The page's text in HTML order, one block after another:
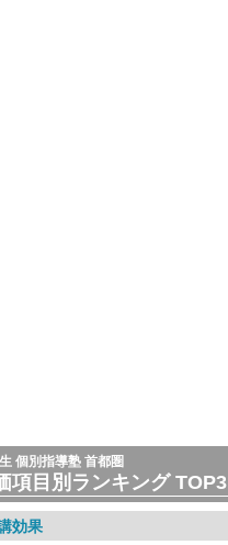
個別指導塾 首都圏
項目別ランキング TOP3
効果